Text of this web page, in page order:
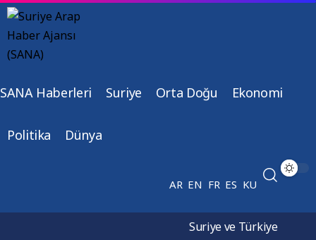
SANA Haberleri Suriye Orta Doğu Ekonomi
Politika Dünya
AR EN FR ES KU
Suriye ve Türkiye